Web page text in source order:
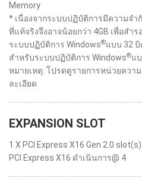
Memory
* เนื่องจากระบบปฏิบัติการมีความจ
ที่แท้จริงจึงอาจน้อยกว่า 4GB เพื่อสำ
ระบบปฏิบัติการ Windows®แบบ 32
สำหรับระบบปฏิบัติการ Windows®แ
หมายเหตุ: โปรดดูรายการหน่วยควา
ละเอียด
EXPANSION SLOT
1 X PCI Express X16 Gen 2.0 slot(s)
PCI Express X16 ดำเนินการ@ 4